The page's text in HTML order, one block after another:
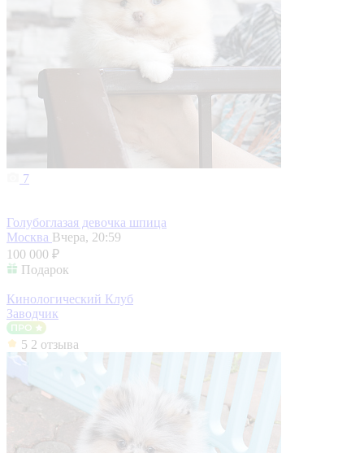
7
Голубоглазая девочка шпица
Москва Вчера, 20:59
100 000 ₽
Подарок
Кинологический Клуб
Заводчик
5 2 отзыва